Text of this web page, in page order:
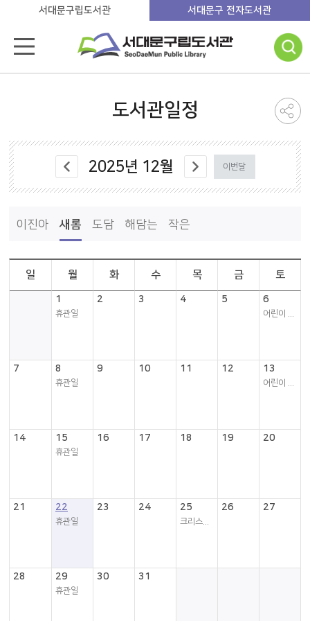
서대문구립도서관 서대문구 전자도서관
도서관일정
2025년 12월 이번달
이진아 새롬 도담 해담는 작은
일 월 화 수 목 금 토
1
휴관일
2 3 4 5 6
7 8
휴관일
9 10 11 12 13
14 15
휴관일
16 17 18 19 20
21 22
휴관일
23 24 25 26 27
28 29
휴관일
30 31